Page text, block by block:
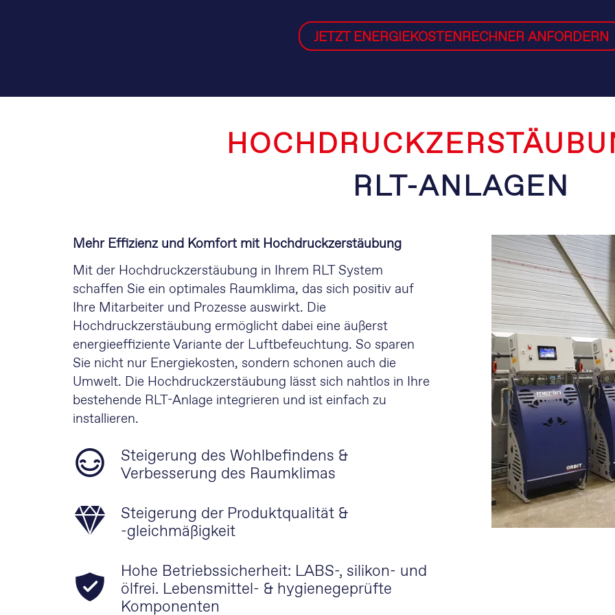
JETZT ENERGIEKOSTENRECHNER ANFORDERN
RLT-ANLAGEN
Mehr Effizienz und Komfort mit Hochdruckzerstäubung
Mit der Hochdruckzerstäubung in Ihrem RLT System
schaffen Sie ein optimales Raumklima, das sich positiv auf
Ihre Mitarbeiter und Prozesse auswirkt. Die
Hochdruckzerstäubung ermöglicht dabei eine äußerst
energieeffiziente Variante der Luftbefeuchtung. So sparen
Sie nicht nur Energiekosten, sondern schonen auch die
Umwelt. Die Hochdruckzerstäubung lässt sich nahtlos in Ihre
bestehende RLT-Anlage integrieren und ist einfach zu
installieren.
Steigerung des Wohlbefindens &
Verbesserung des Raumklimas
Steigerung der Produktqualität &
-gleichmäßigkeit
Hohe Betriebssicherheit: LABS-, silikon- und
ölfrei. Lebensmittel- & hygienegeprüfte
Komponenten